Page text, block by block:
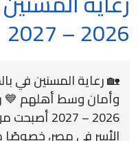
2026 – 2027
وأمان وسط أهلهم 💙
2026 –
الأسر في مصر، خصوصًا